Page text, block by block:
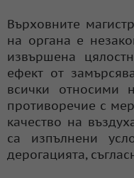
Върховните
на органа е
извършена
ефект от
всички относими
противоречие с
качество на
са изпълнени
дерогацията,